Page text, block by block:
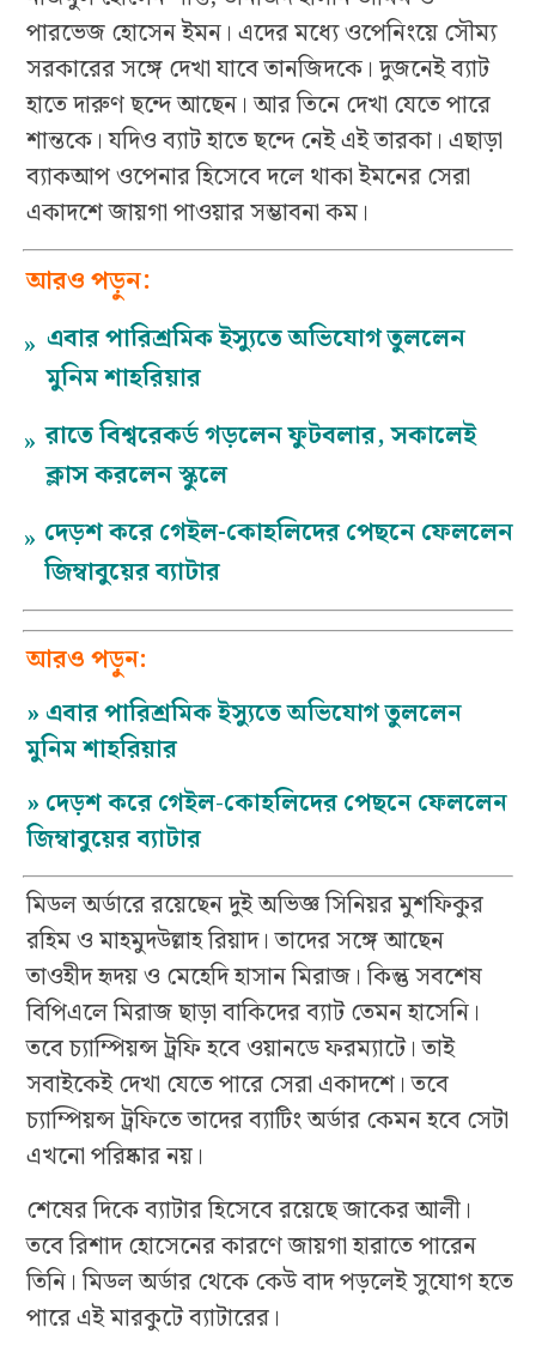
পারভেজ হোসেন ইমন। এদের মধ্যে ওপেনিংয়ে সৌম্য
সরকারের সঙ্গে দেখা যাবে তানজিদকে। দুজনেই ব্যাট
হাতে দারুণ ছন্দে আছেন। আর তিনে দেখা যেতে পারে
শান্তকে। যদিও ব্যাট হাতে ছন্দে নেই এই তারকা। এছাড়া
ব্যাকআপ ওপেনার হিসেবে দলে থাকা ইমনের সেরা
একাদশে জায়গা পাওয়ার সম্ভাবনা কম।
আরও পড়ুন:
» এবার পারিশ্রমিক ইস্যুতে অভিযোগ তুললেন
মুনিম শাহরিয়ার
» রাতে বিশ্বরেকর্ড গড়লেন ফুটবলার, সকালেই
ক্লাস করলেন স্কুলে
» দেড়শ করে গেইল-কোহলিদের পেছনে ফেললেন
জিম্বাবুয়ের ব্যাটার
আরও পড়ুন:
» এবার পারিশ্রমিক ইস্যুতে অভিযোগ তুললেন
মুনিম শাহরিয়ার
» দেড়শ করে গেইল-কোহলিদের পেছনে ফেললেন
জিম্বাবুয়ের ব্যাটার
মিডল অর্ডারে রয়েছেন দুই অভিজ্ঞ সিনিয়র মুশফিকুর
রহিম ও মাহমুদউল্লাহ রিয়াদ। তাদের সঙ্গে আছেন
তাওহীদ হৃদয় ও মেহেদি হাসান মিরাজ। কিন্তু সবশেষ
বিপিএলে মিরাজ ছাড়া বাকিদের ব্যাট তেমন হাসেনি।
তবে চ্যাম্পিয়ন্স ট্রফি হবে ওয়ানডে ফরম্যাটে। তাই
সবাইকেই দেখা যেতে পারে সেরা একাদশে। তবে
চ্যাম্পিয়ন্স ট্রফিতে তাদের ব্যাটিং অর্ডার কেমন হবে সেটা
এখনো পরিষ্কার নয়।
শেষের দিকে ব্যাটার হিসেবে রয়েছে জাকের আলী।
তবে রিশাদ হোসেনের কারণে জায়গা হারাতে পারেন
তিনি। মিডল অর্ডার থেকে কেউ বাদ পড়লেই সুযোগ হতে
পারে এই মারকুটে ব্যাটারের।